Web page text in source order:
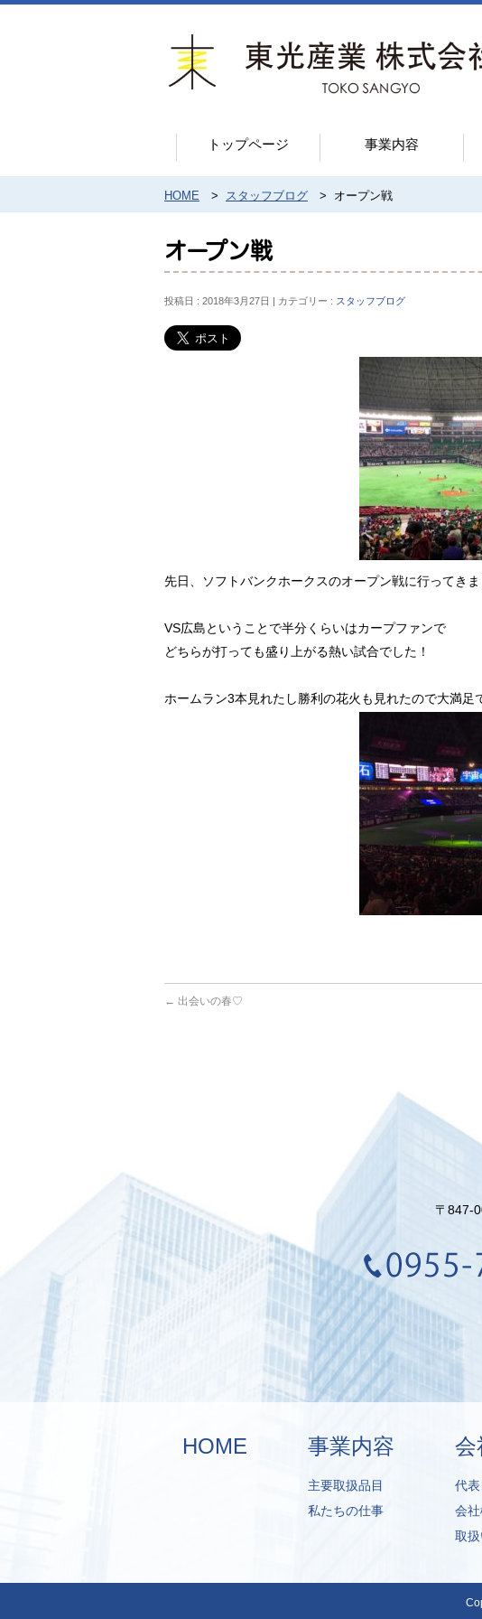
トップページ 事業内容
HOME > スタッフブログ > オープン戦
オープン戦
投稿日 : 2018年3月27日 カテゴリー : スタッフブログ
先日、ソフトバンクホークスのオープン戦に行ってきま
VS広島ということで半分くらいはカープファンで
どちらが打っても盛り上がる熱い試合でした！
ホームラン3本見れたし勝利の花火も見れたので大満足
← 出会いの春♡
〒847-
HOME 事業内容
主要取扱品目
私たちの仕事
会
代
会
取